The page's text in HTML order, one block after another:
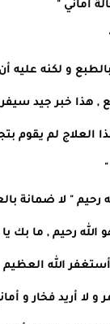
أماني "
و لكنه عليه
, هذا خبر جيد
العلاج لم يقوم
" لا ضمانة
الله رحيم , ما بك
أستغفر الله
لا أريد فخار و